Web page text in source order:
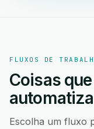
FLUXOS DE
Coisas
Escolha um fluxo